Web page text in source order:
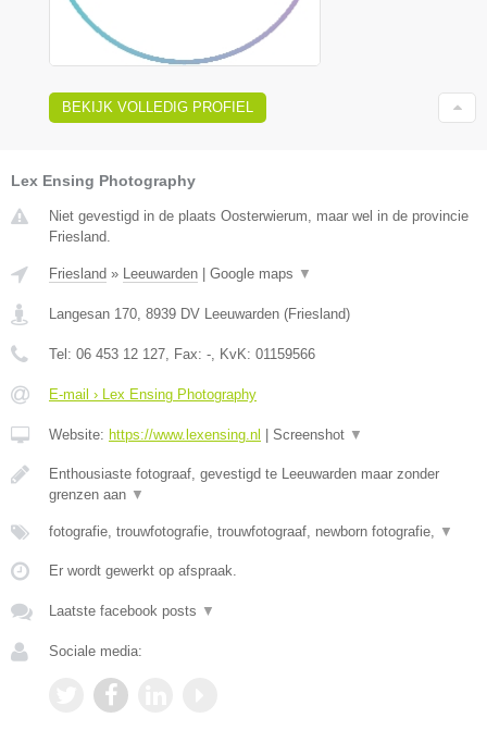
BEKIJK VOLLEDIG PROFIEL
Lex Ensing Photography
Niet gevestigd in de plaats Oosterwierum, maar wel in de provincie
Friesland.
Friesland » Leeuwarden | Google maps ▼
Langesan 170 8939 DV Leeuwarden (Friesland)
Tel: 06 453 12 127 , Fax: - , KvK: 01159566
E-mail › Lex Ensing Photography
Website: https://www.lexensing.nl | Screenshot ▼
Enthousiaste fotograaf, gevestigd te Leeuwarden maar zonder
grenzen aan ▼
fotografie, trouwfotografie, trouwfotograaf, newborn fotografie, ▼
Er wordt gewerkt op afspraak.
Laatste facebook posts ▼
Sociale media: